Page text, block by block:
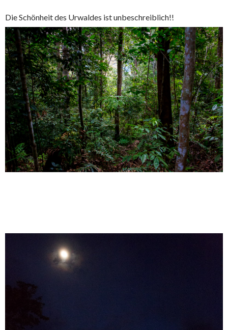
Die Schönheit des Urwaldes ist unbeschreiblich!!